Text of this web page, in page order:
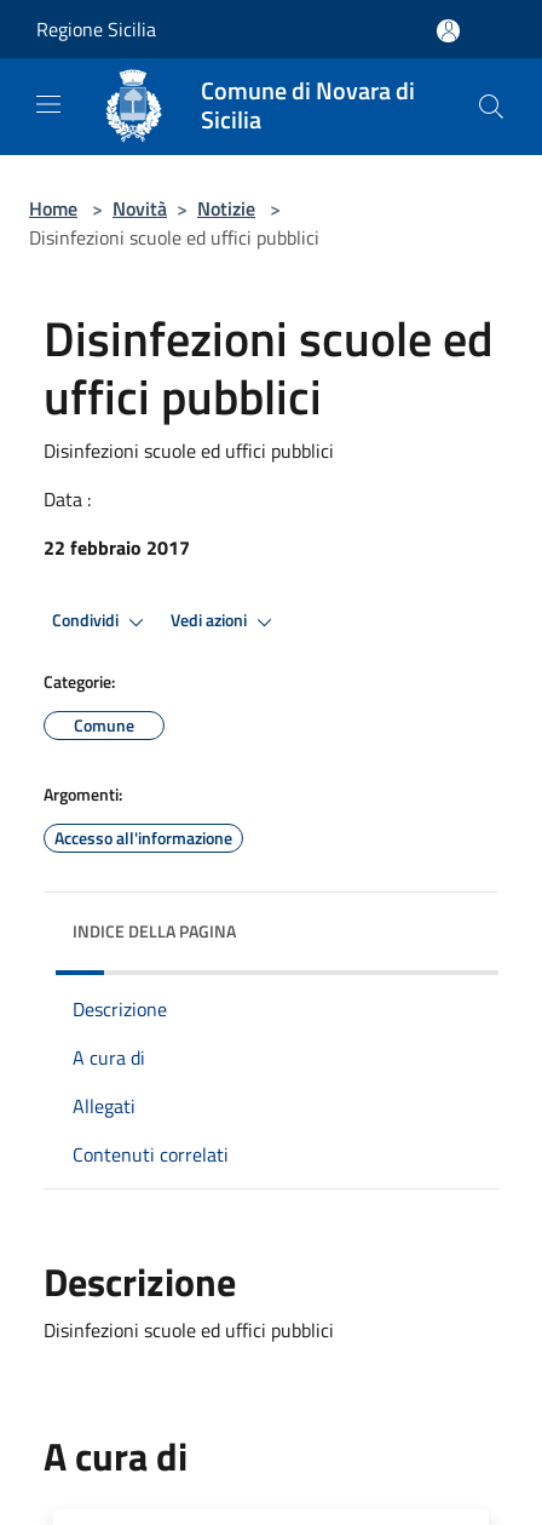
Regione Sicilia
Comune di Novara di
Sicilia
Home > Novità > Notizie >
Disinfezioni scuole ed uffici pubblici
Disinfezioni scuole ed
uffici pubblici
Disinfezioni scuole ed uffici pubblici
Data :
22 febbraio 2017
Condividi Vedi azioni
Categorie:
Comune
Argomenti:
Accesso all'informazione
INDICE DELLA PAGINA
Descrizione
A cura di
Allegati
Contenuti correlati
Descrizione
Disinfezioni scuole ed uffici pubblici
A cura di